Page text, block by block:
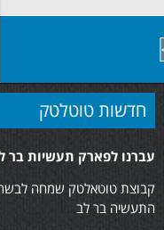
חדשות טוטלטק
עברנו לפארק תעשיות בר
קבוצת טוטאלטק שמחה לבשר
התעשיה בר לב